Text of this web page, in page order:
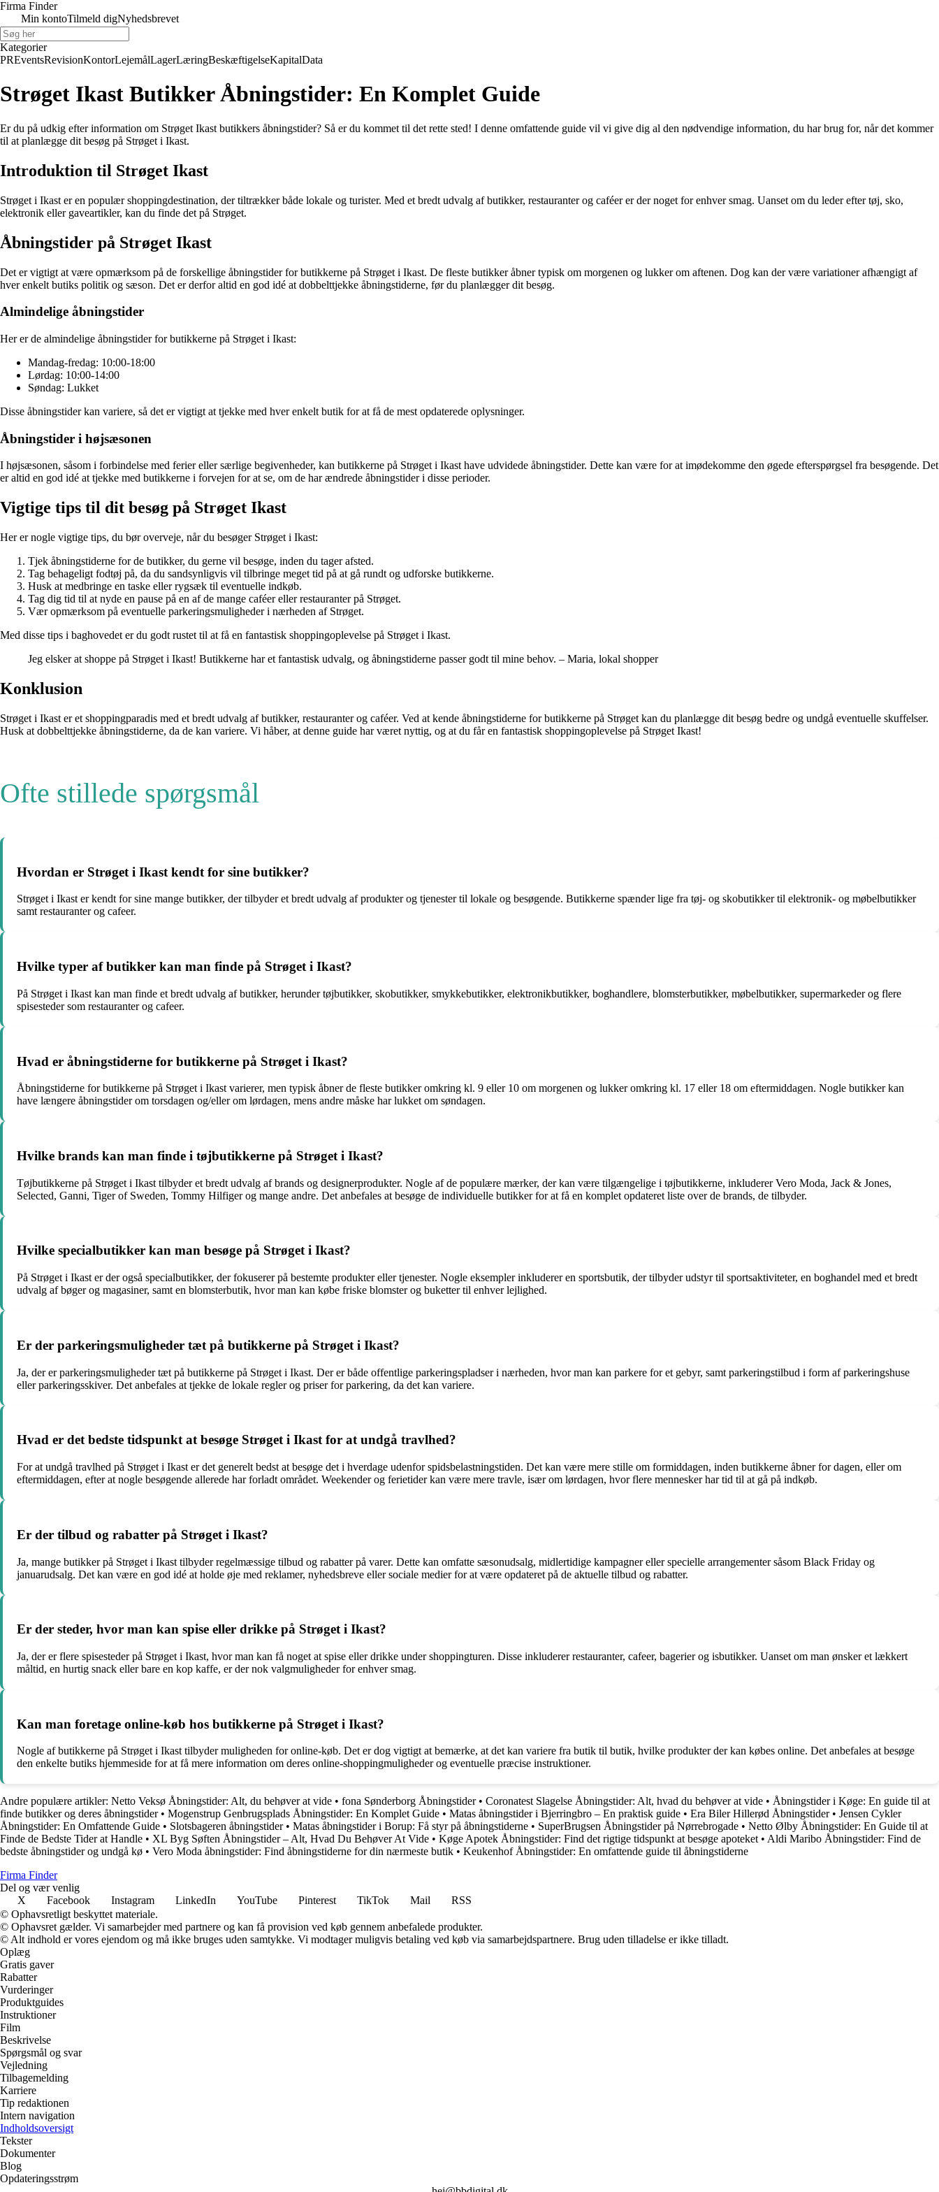
Firma Finder
Min kontoTilmeld digNyhedsbrevet
Kategorier
PREventsRevisionKontorLejemålLagerLæringBeskæftigelseKapitalData
Strøget Ikast Butikker Åbningstider: En Komplet Guide
Er du på udkig efter information om Strøget Ikast butikkers åbningstider? Så er du kommet til det rette sted! I denne omfattende guide vil vi give dig al den nødvendige information, du har brug for, når det kommer
til at planlægge dit besøg på Strøget i Ikast.
Introduktion til Strøget Ikast
Strøget i Ikast er en populær shoppingdestination, der tiltrækker både lokale og turister. Med et bredt udvalg af butikker, restauranter og caféer er der noget for enhver smag. Uanset om du leder efter tøj, sko,
elektronik eller gaveartikler, kan du finde det på Strøget.
Åbningstider på Strøget Ikast
Det er vigtigt at være opmærksom på de forskellige åbningstider for butikkerne på Strøget i Ikast. De fleste butikker åbner typisk om morgenen og lukker om aftenen. Dog kan der være variationer afhængigt af
hver enkelt butiks politik og sæson. Det er derfor altid en god idé at dobbelttjekke åbningstiderne, før du planlægger dit besøg.
Almindelige åbningstider
Her er de almindelige åbningstider for butikkerne på Strøget i Ikast:
Mandag-fredag: 10:00-18:00
Lørdag: 10:00-14:00
Søndag: Lukket
Disse åbningstider kan variere, så det er vigtigt at tjekke med hver enkelt butik for at få de mest opdaterede oplysninger.
Åbningstider i højsæsonen
I højsæsonen, såsom i forbindelse med ferier eller særlige begivenheder, kan butikkerne på Strøget i Ikast have udvidede åbningstider. Dette kan være for at imødekomme den øgede efterspørgsel fra besøgende. Det
er altid en god idé at tjekke med butikkerne i forvejen for at se, om de har ændrede åbningstider i disse perioder.
Vigtige tips til dit besøg på Strøget Ikast
Her er nogle vigtige tips, du bør overveje, når du besøger Strøget i Ikast:
Tjek åbningstiderne for de butikker, du gerne vil besøge, inden du tager afsted.
Tag behageligt fodtøj på, da du sandsynligvis vil tilbringe meget tid på at gå rundt og udforske butikkerne.
Husk at medbringe en taske eller rygsæk til eventuelle indkøb.
Tag dig tid til at nyde en pause på en af de mange caféer eller restauranter på Strøget.
Vær opmærksom på eventuelle parkeringsmuligheder i nærheden af Strøget.
Med disse tips i baghovedet er du godt rustet til at få en fantastisk shoppingoplevelse på Strøget i Ikast.
Jeg elsker at shoppe på Strøget i Ikast! Butikkerne har et fantastisk udvalg, og åbningstiderne passer godt til mine behov. – Maria, lokal shopper
Konklusion
Strøget i Ikast er et shoppingparadis med et bredt udvalg af butikker, restauranter og caféer. Ved at kende åbningstiderne for butikkerne på Strøget kan du planlægge dit besøg bedre og undgå eventuelle skuffelser.
Husk at dobbelttjekke åbningstiderne, da de kan variere. Vi håber, at denne guide har været nyttig, og at du får en fantastisk shoppingoplevelse på Strøget Ikast!
Ofte stillede spørgsmål
Hvordan er Strøget i Ikast kendt for sine butikker?
Strøget i Ikast er kendt for sine mange butikker, der tilbyder et bredt udvalg af produkter og tjenester til lokale og besøgende. Butikkerne spænder lige fra tøj- og skobutikker til elektronik- og møbelbutikker
samt restauranter og cafeer.
Hvilke typer af butikker kan man finde på Strøget i Ikast?
På Strøget i Ikast kan man finde et bredt udvalg af butikker, herunder tøjbutikker, skobutikker, smykkebutikker, elektronikbutikker, boghandlere, blomsterbutikker, møbelbutikker, supermarkeder og flere
spisesteder som restauranter og cafeer.
Hvad er åbningstiderne for butikkerne på Strøget i Ikast?
Åbningstiderne for butikkerne på Strøget i Ikast varierer, men typisk åbner de fleste butikker omkring kl. 9 eller 10 om morgenen og lukker omkring kl. 17 eller 18 om eftermiddagen. Nogle butikker kan
have længere åbningstider om torsdagen og/eller om lørdagen, mens andre måske har lukket om søndagen.
Hvilke brands kan man finde i tøjbutikkerne på Strøget i Ikast?
Tøjbutikkerne på Strøget i Ikast tilbyder et bredt udvalg af brands og designerprodukter. Nogle af de populære mærker, der kan være tilgængelige i tøjbutikkerne, inkluderer Vero Moda, Jack & Jones,
Selected, Ganni, Tiger of Sweden, Tommy Hilfiger og mange andre. Det anbefales at besøge de individuelle butikker for at få en komplet opdateret liste over de brands, de tilbyder.
Hvilke specialbutikker kan man besøge på Strøget i Ikast?
På Strøget i Ikast er der også specialbutikker, der fokuserer på bestemte produkter eller tjenester. Nogle eksempler inkluderer en sportsbutik, der tilbyder udstyr til sportsaktiviteter, en boghandel med et bredt
udvalg af bøger og magasiner, samt en blomsterbutik, hvor man kan købe friske blomster og buketter til enhver lejlighed.
Er der parkeringsmuligheder tæt på butikkerne på Strøget i Ikast?
Ja, der er parkeringsmuligheder tæt på butikkerne på Strøget i Ikast. Der er både offentlige parkeringspladser i nærheden, hvor man kan parkere for et gebyr, samt parkeringstilbud i form af parkeringshuse
eller parkeringsskiver. Det anbefales at tjekke de lokale regler og priser for parkering, da det kan variere.
Hvad er det bedste tidspunkt at besøge Strøget i Ikast for at undgå travlhed?
For at undgå travlhed på Strøget i Ikast er det generelt bedst at besøge det i hverdage udenfor spidsbelastningstiden. Det kan være mere stille om formiddagen, inden butikkerne åbner for dagen, eller om
eftermiddagen, efter at nogle besøgende allerede har forladt området. Weekender og ferietider kan være mere travle, især om lørdagen, hvor flere mennesker har tid til at gå på indkøb.
Er der tilbud og rabatter på Strøget i Ikast?
Ja, mange butikker på Strøget i Ikast tilbyder regelmæssige tilbud og rabatter på varer. Dette kan omfatte sæsonudsalg, midlertidige kampagner eller specielle arrangementer såsom Black Friday og
januarudsalg. Det kan være en god idé at holde øje med reklamer, nyhedsbreve eller sociale medier for at være opdateret på de aktuelle tilbud og rabatter.
Er der steder, hvor man kan spise eller drikke på Strøget i Ikast?
Ja, der er flere spisesteder på Strøget i Ikast, hvor man kan få noget at spise eller drikke under shoppingturen. Disse inkluderer restauranter, cafeer, bagerier og isbutikker. Uanset om man ønsker et lækkert
måltid, en hurtig snack eller bare en kop kaffe, er der nok valgmuligheder for enhver smag.
Kan man foretage online-køb hos butikkerne på Strøget i Ikast?
Nogle af butikkerne på Strøget i Ikast tilbyder muligheden for online-køb. Det er dog vigtigt at bemærke, at det kan variere fra butik til butik, hvilke produkter der kan købes online. Det anbefales at besøge
den enkelte butiks hjemmeside for at få mere information om deres online-shoppingmuligheder og eventuelle præcise instruktioner.
Andre populære artikler: Netto Veksø Åbningstider: Alt, du behøver at vide • fona Sønderborg Åbningstider• Coronatest Slagelse Åbningstider: Alt, hvad du behøver at vide • Åbningstider i Køge: En guide til at
finde butikker og deres åbningstider• Mogenstrup Genbrugsplads Åbningstider: En Komplet Guide • Matas åbningstider i Bjerringbro – En praktisk guide • Era Biler Hillerød Åbningstider• Jensen Cykler
Åbningstider: En Omfattende Guide • Slotsbageren åbningstider• Matas åbningstider i Borup: Få styr på åbningstiderne • SuperBrugsen Åbningstider på Nørrebrogade • Netto Ølby Åbningstider: En Guide til at
Finde de Bedste Tider at Handle • XL Byg Søften Åbningstider – Alt, Hvad Du Behøver At Vide • Køge Apotek Åbningstider: Find det rigtige tidspunkt at besøge apoteket • Aldi Maribo Åbningstider: Find de
bedste åbningstider og undgå kø • Vero Moda åbningstider: Find åbningstiderne for din nærmeste butik • Keukenhof Åbningstider: En omfattende guide til åbningstiderne
Firma Finder
Del og vær venlig
X
Facebook Instagram LinkedIn YouTube Pinterest TikTok Mail
RSS
© Ophavsretligt beskyttet materiale.
© Ophavsret gælder. Vi samarbejder med partnere og kan få provision ved køb gennem anbefalede produkter.
© Alt indhold er vores ejendom og må ikke bruges uden samtykke. Vi modtager muligvis betaling ved køb via samarbejdspartnere. Brug uden tilladelse er ikke tilladt.
Oplæg
Gratis gaver
Rabatter
Vurderinger
Produktguides
Instruktioner
Film
Beskrivelse
Spørgsmål og svar
Vejledning
Tilbagemelding
Karriere
Tip redaktionen
Intern navigation
Indholdsoversigt
Tekster
Dokumenter
Blog
Opdateringsstrøm